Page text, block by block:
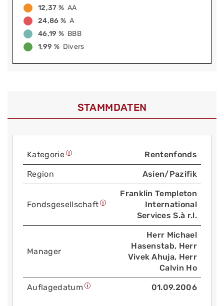
12,37 % AA
24,86 % A
46,19 % BBB
1,99 % Divers
STAMMDATEN
Kategorie Rentenfonds
Region Asien/Pazifik
Fonds­gesellschaft
Franklin Templeton
International
Services S.à r.l.
Manager
Herr Michael
Hasenstab, Herr
Vivek Ahuja, Herr
Calvin Ho
Auflage­datum 01.09.2006